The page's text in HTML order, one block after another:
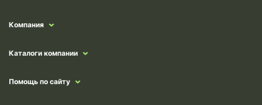
Компания
Каталоги компании
Помощь по сайту